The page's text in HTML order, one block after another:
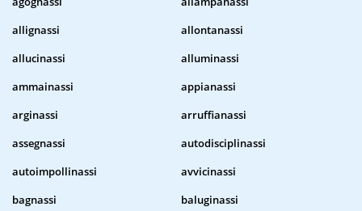
allignassi
allontanassi
allucinassi
alluminassi
ammainassi
appianassi
arginassi
arruffianassi
assegnassi
autodisciplinassi
autoimpollinassi
avvicinassi
bagnassi
baluginassi